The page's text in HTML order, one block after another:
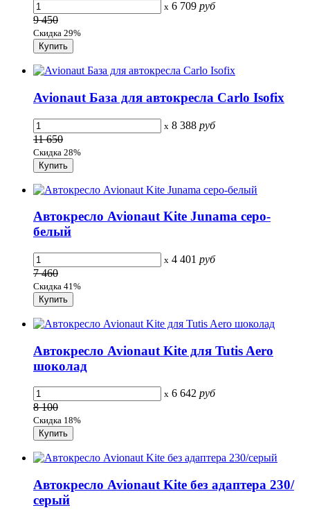
x 6 709 руб
9 450
Скидка 29%
Avionaut База для автокресла Carlo Isofix
x 8 388 руб
11 650
Скидка 28%
Автокресло Avionaut Kite Junama серо-
белый
x 4 401 руб
7 460
Скидка 41%
Автокресло Avionaut Kite для Tutis Aero
шоколад
x 6 642 руб
8 100
Скидка 18%
Автокресло Avionaut Kite без адаптера 230/
серый